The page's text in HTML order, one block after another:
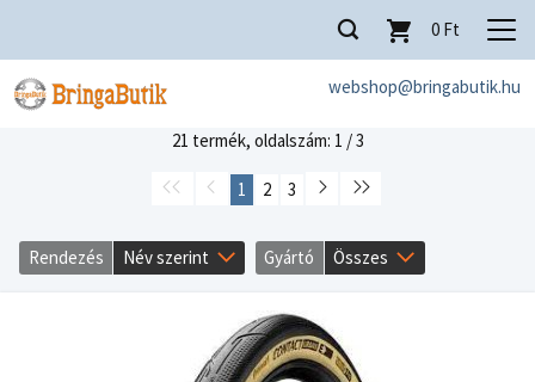
webshop@bringabutik.hu
0 Ft
21 termék, oldalszám: 1 / 3
1 2 3
Rendezés Név szerint Gyártó Összes